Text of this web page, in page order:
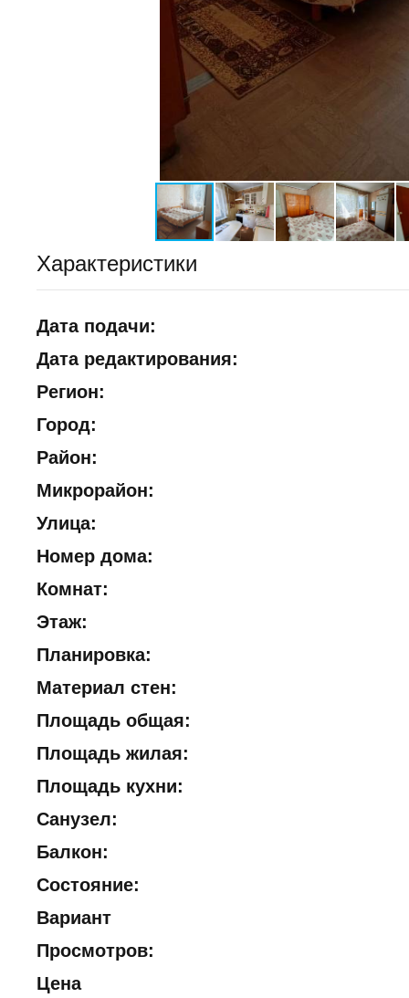
Характеристики
Дата подачи:
Дата редактирования:
Регион:
Город:
Район:
Микрорайон:
Улица:
Номер дома:
Комнат:
Этаж:
Планировка:
Материал стен:
Площадь общая:
Площадь жилая:
Площадь кухни:
Санузел:
Балкон:
Состояние:
Вариант
Просмотров:
Цена